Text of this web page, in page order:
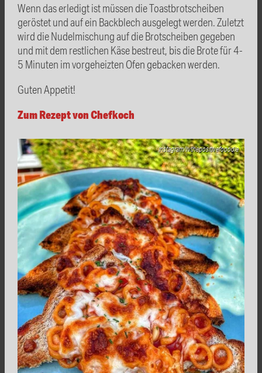
Wenn das erledigt ist müssen die Toastbrotscheiben
geröstet und auf ein Backblech ausgelegt werden. Zuletzt
wird die Nudelmischung auf die Brotscheiben gegeben
und mit dem restlichen Käse bestreut, bis die Brote für 4-
5 Minuten im vorgeheizten Ofen gebacken werden.
Guten Appetit!
Zum Rezept von Chefkoch
instagram/livthepositivefooodie